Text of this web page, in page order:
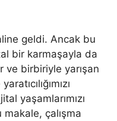
geldi. Ancak bu
bir karmaşayla da
ve birbiriyle yarışan
yaşamlarımızı
çalışma